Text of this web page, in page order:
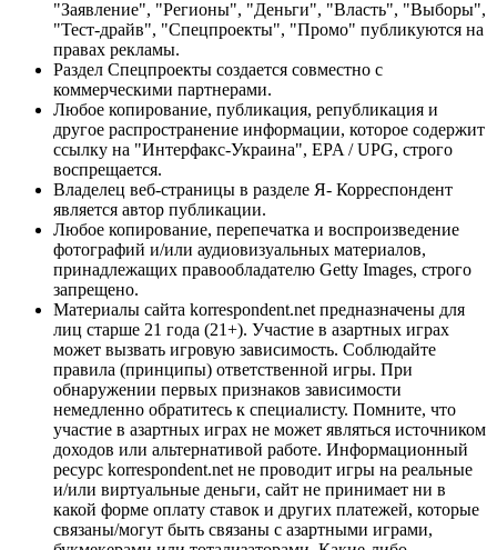
"Заявление", "Регионы", "Деньги", "Власть", "Выборы",
"Тест-драйв", "Спецпроекты", "Промо" публикуются на
правах рекламы.
Раздел Спецпроекты создается совместно с
коммерческими партнерами.
Любое копирование, публикация, републикация и
другое распространение информации, которое содержит
ссылку на "Интерфакс-Украина", EPA / UPG, строго
воспрещается.
Владелец веб-страницы в разделе Я- Корреспондент
является автор публикации.
Любое копирование, перепечатка и воспроизведение
фотографий и/или аудиовизуальных материалов,
принадлежащих правообладателю Getty Images, строго
запрещено.
Материалы сайта korrespondent.net предназначены для
лиц старше 21 года (21+). Участие в азартных играх
может вызвать игровую зависимость. Соблюдайте
правила (принципы) ответственной игры. При
обнаружении первых признаков зависимости
немедленно обратитесь к специалисту. Помните, что
участие в азартных играх не может являться источником
доходов или альтернативой работе. Информационный
ресурс korrespondent.net не проводит игры на реальные
и/или виртуальные деньги, сайт не принимает ни в
какой форме оплату ставок и других платежей, которые
связаны/могут быть связаны с азартными играми,